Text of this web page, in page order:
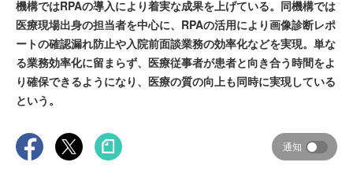
機構ではRPAの導入により着実な成果を上げている。同機構では
医療現場出身の担当者を中心に、RPAの活用により画像診断レポ
ートの確認漏れ防止や入院前面談業務の効率化などを実現。単な
る業務効率化に留まらず、医療従事者が患者と向き合う時間をよ
り確保できるようになり、医療の質の向上も同時に実現している
という。
通知